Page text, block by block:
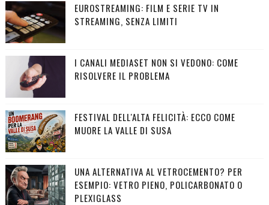
EUROSTREAMING: FILM E SERIE TV IN
STREAMING, SENZA LIMITI
I CANALI MEDIASET NON SI VEDONO: COME
RISOLVERE IL PROBLEMA
FESTIVAL DELL'ALTA FELICITÀ: ECCO COME
MUORE LA VALLE DI SUSA
UNA ALTERNATIVA AL VETROCEMENTO? PER
ESEMPIO: VETRO PIENO, POLICARBONATO O
PLEXIGLASS